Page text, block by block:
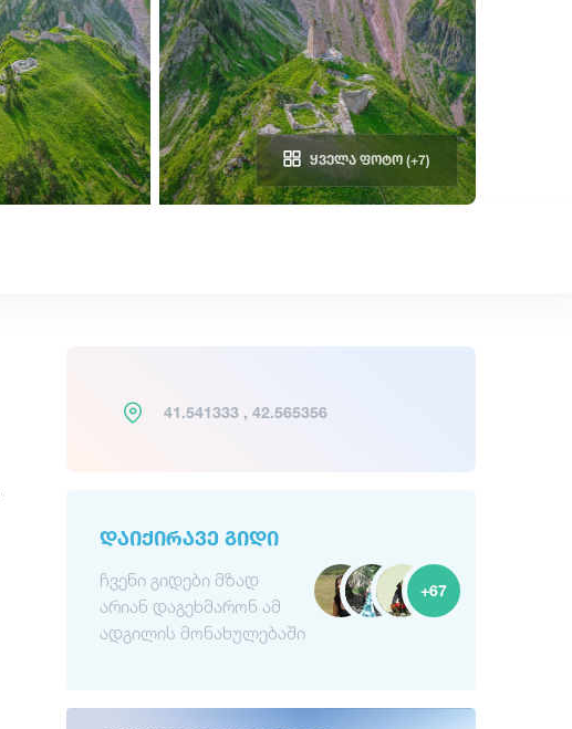
ყველა ფოტო (+7)
41.541333 , 42.565356
ᲓᲐᲘᲥᲘᲠᲐᲕᲔ ᲒᲘᲓᲘ
ჩვენი გიდები მზად
არიან დაგეხმარონ ამ
ადგილის მონახულებაში
+67